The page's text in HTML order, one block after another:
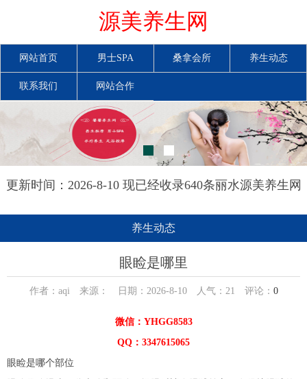
源美养生网
网站首页 男士SPA 桑拿会所 养生动态
联系我们 网站合作
更新时间：2026-8-10 现已经收录640条丽水源美养生网
养生动态
眼睑是哪里
作者：aqi 来源： 日期：2026-8-10 人气： 21 评论： 0
微信：YHGG8583
QQ：3347615065
眼睑是哪个部位